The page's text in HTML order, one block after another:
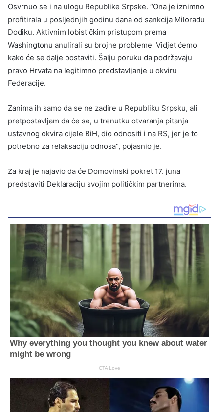
Osvrnuo se i na ulogu Republike Srpske. “Ona je iznimno
profitirala u posljednjih godinu dana od sankcija Miloradu
Dodiku. Aktivnim lobističkim pristupom prema
Washingtonu anulirali su brojne probleme. Vidjet ćemo
kako će se dalje postaviti. Šalju poruku da podržavaju
pravo Hrvata na legitimno predstavljanje u okviru
Federacije.
Zanima ih samo da se ne zadire u Republiku Srpsku, ali
pretpostavljam da će se, u trenutku otvaranja pitanja
ustavnog okvira cijele BiH, dio odnositi i na RS, jer je to
potrebno za relaksaciju odnosa”, pojasnio je.
Za kraj je najavio da će Domovinski pokret 17. juna
predstaviti Deklaraciju svojim političkim partnerima.